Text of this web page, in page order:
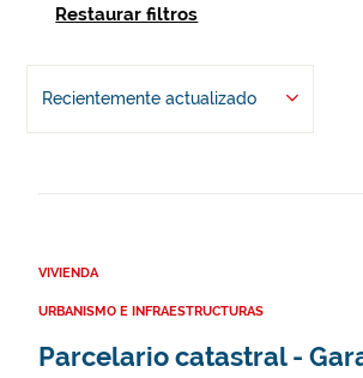
Restaurar filtros
Recientemente actualizado
VIVIENDA
URBANISMO E INFRAESTRUCTURAS
Parcelario catastral -